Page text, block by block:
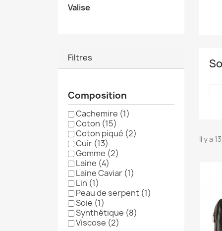
Valise
Filtres
Composition
Cachemire (1)
Coton (15)
Coton piqué (2)
Cuir (13)
Gomme (2)
Laine (4)
Laine Caviar (1)
Lin (1)
Peau de serpent (1)
Soie (1)
Synthétique (8)
Viscose (2)
Il y a